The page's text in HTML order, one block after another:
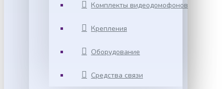
Комплекты видеодомофонов
Крепления
Оборудование
Средства связи